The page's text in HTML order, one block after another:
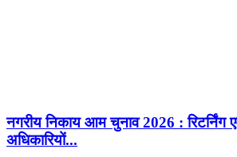
नगरीय निकाय आम चुनाव 2026 : रिटर्निंग
अधिकारियों...